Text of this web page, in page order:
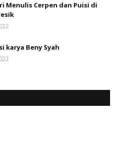
Menulis Cerpen dan Puisi di
karya Beny Syah